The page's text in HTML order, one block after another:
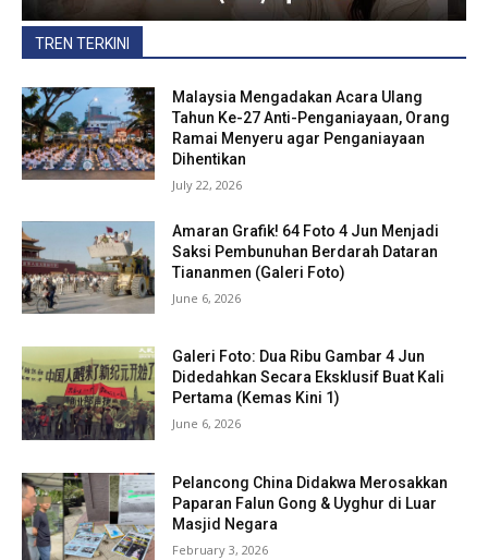
TREN TERKINI
Malaysia Mengadakan Acara Ulang
Tahun Ke-27 Anti-Penganiayaan, Orang
Ramai Menyeru agar Penganiayaan
Dihentikan
July 22, 2026
Amaran Grafik! 64 Foto 4 Jun Menjadi
Saksi Pembunuhan Berdarah Dataran
Tiananmen (Galeri Foto)
June 6, 2026
Galeri Foto: Dua Ribu Gambar 4 Jun
Didedahkan Secara Eksklusif Buat Kali
Pertama (Kemas Kini 1)
June 6, 2026
Pelancong China Didakwa Merosakkan
Paparan Falun Gong & Uyghur di Luar
Masjid Negara
February 3, 2026